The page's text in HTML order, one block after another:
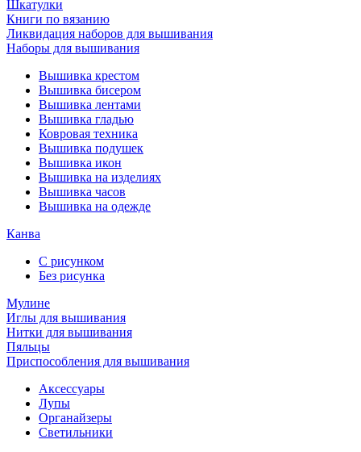
Шкатулки
Книги по вязанию
Ликвидация наборов для вышивания
Наборы для вышивания
Вышивка крестом
Вышивка бисером
Вышивка лентами
Вышивка гладью
Ковровая техника
Вышивка подушек
Вышивка икон
Вышивка на изделиях
Вышивка часов
Вышивка на одежде
Канва
С рисунком
Без рисунка
Мулине
Иглы для вышивания
Нитки для вышивания
Пяльцы
Приспособления для вышивания
Аксессуары
Лупы
Органайзеры
Светильники